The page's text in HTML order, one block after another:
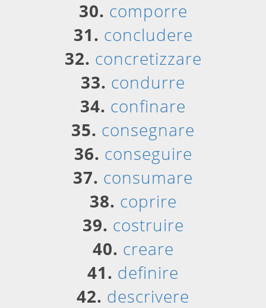
30. comporre
31. concludere
32. concretizzare
33. condurre
34. confinare
35. consegnare
36. conseguire
37. consumare
38. coprire
39. costruire
40. creare
41. definire
42. descrivere